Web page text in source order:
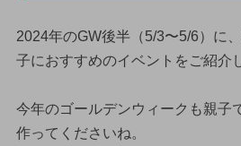
2024年のGW後半（5/3〜5/6）に
子におすすめのイベントをご紹介
今年のゴールデンウィークも親子
作ってくださいね。